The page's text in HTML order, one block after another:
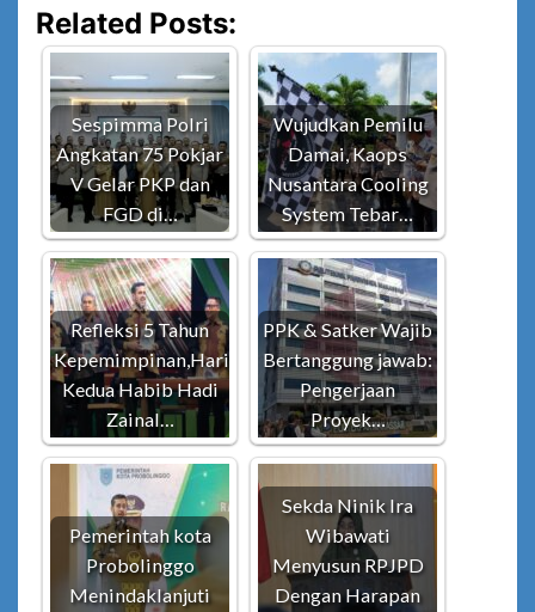
Related Posts:
Sespimma Polri
Angkatan 75 Pokjar
V Gelar PKP dan
FGD di…
Wujudkan Pemilu
Damai, Kaops
Nusantara Cooling
System Tebar…
Refleksi 5 Tahun
Kepemimpinan,Hari
Kedua Habib Hadi
Zainal…
PPK & Satker Wajib
Bertanggung jawab:
Pengerjaan
Proyek…
Pemerintah kota
Probolinggo
Menindaklanjuti
Sekda Ninik Ira
Wibawati
Menyusun RPJPD
Dengan Harapan